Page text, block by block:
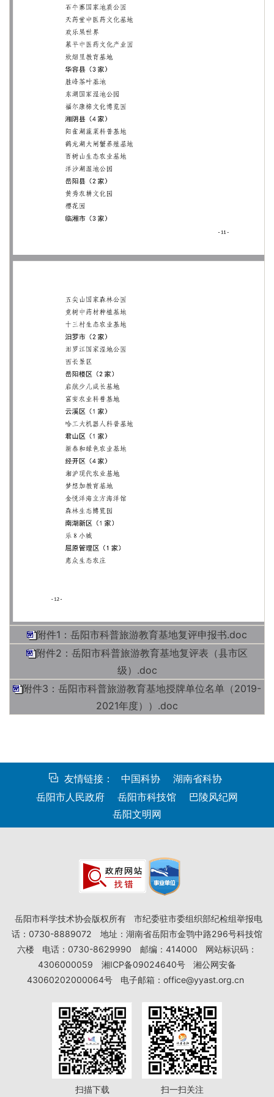
附件1：岳阳市科普旅游教育基地复评申报书.doc
附件2：岳阳市科普旅游教育基地复评表（县市区
级）.doc
附件3：岳阳市科普旅游教育基地授牌单位名单（2019-
2021年度））.doc
友情链接： 中国科协
湖南省科协
岳阳市人民政府
岳阳市科技馆
巴陵风纪网
岳阳文明网
岳阳市科学技术协会版权所有
市纪委驻市委组织部纪检组举报电
话：0730-8889072
地址：湖南省岳阳市金鹗中路296号科技馆
六楼
电话：0730-8629990 邮编：414000
网站标识码：
4306000059
湘ICP备09024640号
湘公网安备
43060202000064号
电子邮箱：office@yyast.org.cn
扫描下载
扫一扫关注